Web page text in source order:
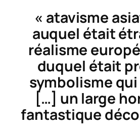
« atavisme
auquel était
réalisme
duquel était
symbolisme
[…] un large
fantastique